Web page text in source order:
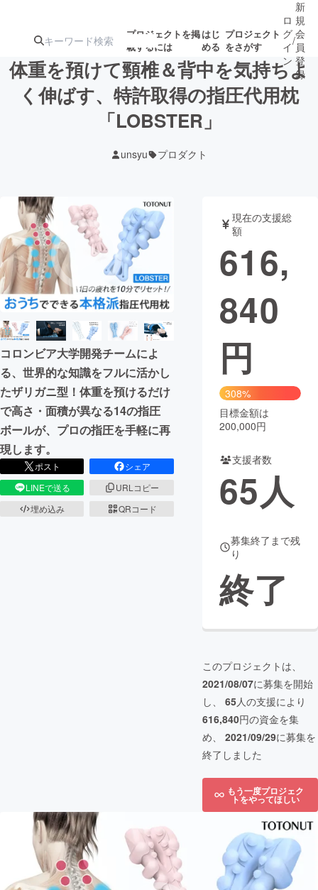
プロジェクトを掲
載するには
はじ
める
プロジェクト
をさがす
注目の新着プロ 募集終了が近いプ
テクノロジー・ガジェット
映像・映画 書籍・雑誌
ビジネス・起業 チャレンジ
まちづくり・地域活性化
CAMPFIRE for Social Good
CAMPFIRE Creation
CAMPFIREふるさと納税
コミュニティ
ロ
グ
イ
ン
/
新
規
会
員
登
録
体重を預けて頸椎＆背中を気持ちよ
く伸ばす、特許取得の指圧代用枕
「LOBSTER」
unsyu プロダクト
コロンビア大学開発チームによ
る、世界的な知識をフルに活かし
たザリガニ型！体重を預けるだけ
で高さ・面積が異なる14の指圧
ボールが、プロの指圧を手軽に再
現します。
ポスト
シェア
LINEで送る
URLコピー
埋め込み
QRコード
現在の支援総
額
616,
840
円
308%
目標金額は
200,000円
支援者数
65人
募集終了まで残
り
終了
このプロジェクトは、
2021/08/07に募集を開始
し、 65人の支援により
616,840円の資金を集
め、 2021/09/29に募集を
終了しました
もう一度プロジェク
トをやってほしい